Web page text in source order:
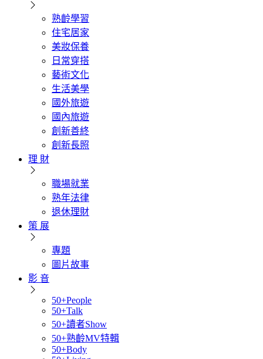
熟齡學習
住宅居家
美妝保養
日常穿搭
藝術文化
生活美學
國外旅遊
國內旅遊
創新善終
創新長照
理 財
職場就業
熟年法律
退休理財
策 展
專題
圖片故事
影 音
50+People
50+Talk
50+讀者Show
50+熟齡MV特輯
50+Body